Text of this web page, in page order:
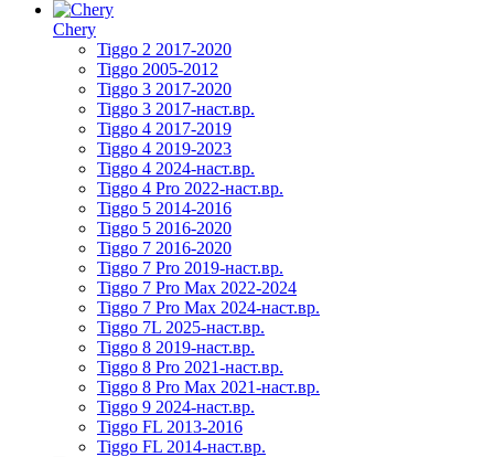
Chery
Tiggo 2 2017-2020
Tiggo 2005-2012
Tiggo 3 2017-2020
Tiggo 3 2017-наст.вр.
Tiggo 4 2017-2019
Tiggo 4 2019-2023
Tiggo 4 2024-наст.вр.
Tiggo 4 Pro 2022-наст.вр.
Tiggo 5 2014-2016
Tiggo 5 2016-2020
Tiggo 7 2016-2020
Tiggo 7 Pro 2019-наст.вр.
Tiggo 7 Pro Max 2022-2024
Tiggo 7 Pro Max 2024-наст.вр.
Tiggo 7L 2025-наст.вр.
Tiggo 8 2019-наст.вр.
Tiggo 8 Pro 2021-наст.вр.
Tiggo 8 Pro Max 2021-наст.вр.
Tiggo 9 2024-наст.вр.
Tiggo FL 2013-2016
Tiggo FL 2014-наст.вр.